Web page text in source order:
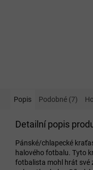
Popis Podobné (7)
Detailní popis
Pánské/chlapecké
halového fotbalu. Tyto
fotbalista mohl hrát své